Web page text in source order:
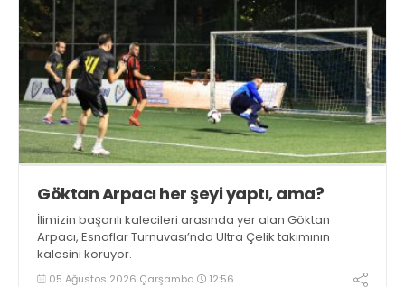
Göktan Arpacı her şeyi yaptı, ama?
İlimizin başarılı kalecileri arasında yer alan Göktan
Arpacı, Esnaflar Turnuvası’nda Ultra Çelik takımının
kalesini koruyor.
05 Ağustos 2026 Çarşamba 12:56